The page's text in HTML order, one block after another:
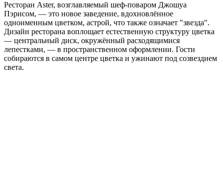
Ресторан Aster, возглавляемый шеф-поваром Джошуа
Пэрисом, — это новое заведение, вдохновлённое
одноименным цветком, астрой, что также означает "звезда".
Дизайн ресторана воплощает естественную структуру цветка
— центральный диск, окружённый расходящимися
лепестками, — в пространственном оформлении. Гости
собираются в самом центре цветка и ужинают под созвездием
света.